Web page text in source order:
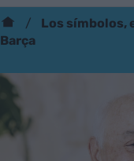
Los símbolos,
Barça